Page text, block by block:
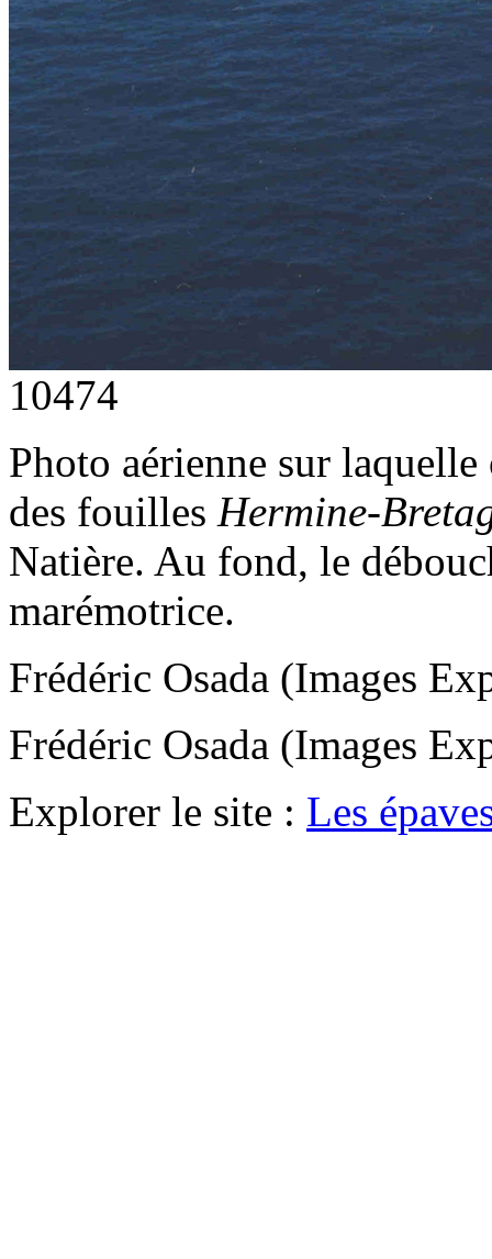
10474
Photo aérienne sur
des fouilles Hermine-
Natière. Au fond, le
marémotrice.
Frédéric Osada (Images
Frédéric Osada (Images
Explorer le site : Les